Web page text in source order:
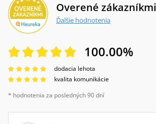
Overené zákazníkmi
Ďalšie hodnotenia
100.00%
dodacia lehota
kvalita komunikácie
* hodnotenia za posledných 90 dní